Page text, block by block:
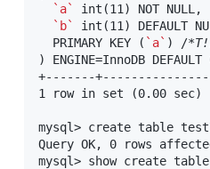
`a`
int(11) NOT NULL,
`b`
int(11) DEFAULT
  PRIMARY KEY (
`a` ) /*
) ENGINE=InnoDB
+-------
1 row in set (0.00 sec)
mysql> create table
Query OK, 0 rows
mysql> show create